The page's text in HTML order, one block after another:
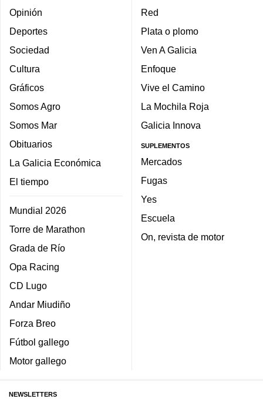
Opinión
Deportes
Sociedad
Cultura
Gráficos
Somos Agro
Somos Mar
Obituarios
La Galicia Económica
El tiempo
Mundial 2026
Torre de Marathon
Grada de Río
Opa Racing
CD Lugo
Andar Miudiño
Forza Breo
Fútbol gallego
Motor gallego
Red
Plata o plomo
Ven A Galicia
Enfoque
Vive el Camino
La Mochila Roja
Galicia Innova
SUPLEMENTOS
Mercados
Fugas
Yes
Escuela
On, revista de motor
NEWSLETTERS